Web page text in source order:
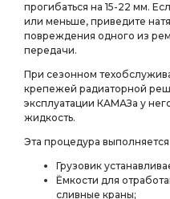
прогибаться на 15-22 мм.
или меньше, приведите
повреждения одного из
передачи.
При сезонном
крепежей радиаторной
эксплуатации КАМАЗа у
жидкость.
Эта процедура
Грузовик
Ёмкости для
сливные краны;